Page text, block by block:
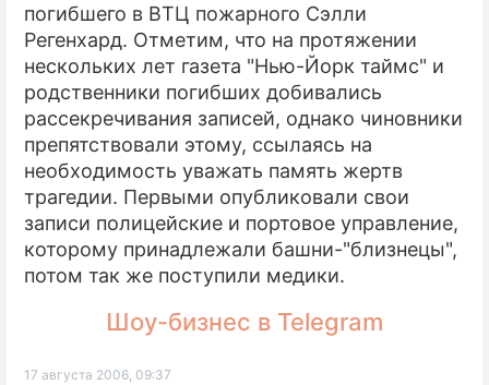
погибшего в ВТЦ пожарного Сэлли
Регенхард. Отметим, что на протяжении
нескольких лет газета "Нью-Йорк таймс" и
родственники погибших добивались
рассекречивания записей, однако чиновники
препятствовали этому, ссылаясь на
необходимость уважать память жертв
трагедии. Первыми опубликовали свои
записи полицейские и портовое управление,
которому принадлежали башни-"близнецы",
потом так же поступили медики.
Шоу-бизнес в Telegram
17 августа 2006, 09:37